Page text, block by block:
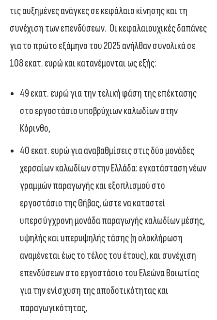
τις αυξημένες ανάγκες σε κεφάλαιο κίνησης και τη
συνέχιση των επενδύσεων. Οι κεφαλαιουχικές δαπάνες
για το πρώτο εξάμηνο του 2025 ανήλθαν συνολικά σε
108 εκατ. ευρώ και κατανέμονται ως εξής:
49 εκατ. ευρώ για την τελική φάση της επέκτασης
στο εργοστάσιο υποβρύχιων καλωδίων στην
Κόρινθο,
40 εκατ. ευρώ για αναβαθμίσεις στις δύο μονάδες
χερσαίων καλωδίων στην Ελλάδα: εγκατάσταση νέων
γραμμών παραγωγής και εξοπλισμού στο
εργοστάσιο της Θήβας, ώστε να καταστεί
υπερσύγχρονη μονάδα παραγωγής καλωδίων μέσης,
υψηλής και υπερυψηλής τάσης (η ολοκλήρωση
αναμένεται έως το τέλος του έτους), και συνέχιση
επενδύσεων στο εργοστάσιο του Ελεώνα Βοιωτίας
για την ενίσχυση της αποδοτικότητας και
παραγωγικότητας,